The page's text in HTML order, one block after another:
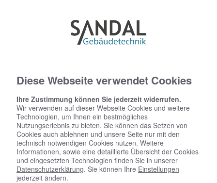
Diese Webseite verwendet Cookies
Ihre Zustimmung können Sie jederzeit widerrufen.
Wir verwenden auf dieser Webseite Cookies und weitere
Technologien, um Ihnen ein bestmögliches
Nutzungserlebnis zu bieten. Sie können das Setzen von
Cookies auch ablehnen und unsere Seite nur mit den
technisch notwendigen Cookies nutzen. Weitere
Informationen, sowie eine detaillierte Übersicht der Cookies
und eingesetzten Technologien finden Sie in unserer
Datenschutzerklärung. Sie können Ihre Einstellungen
jederzeit ändern.